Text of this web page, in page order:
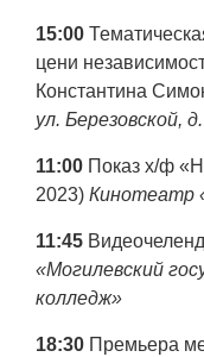
15:00
цени
Константина
ул. Березовской,
11:00 Показ х/ф
2023) Кинотеатр
11:45
«Могилевский
колледж»
18:30 Премьера